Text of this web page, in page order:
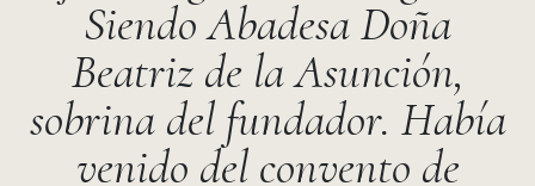
Siendo Abadesa Doña
Beatriz de la Asunción,
sobrina del fundador. Había
venido del convento de